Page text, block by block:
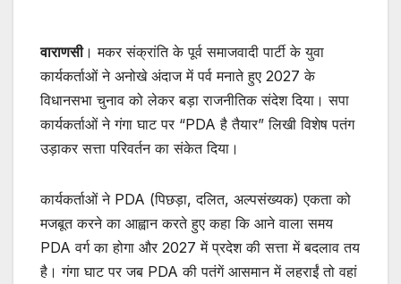
वाराणसी। मकर संक्रांति के पूर्व समाजवादी पार्टी के युवा
कार्यकर्ताओं ने अनोखे अंदाज में पर्व मनाते हुए 2027 के
विधानसभा चुनाव को लेकर बड़ा राजनीतिक संदेश दिया। सपा
कार्यकर्ताओं ने गंगा घाट पर “PDA है तैयार” लिखी विशेष पतंग
उड़ाकर सत्ता परिवर्तन का संकेत दिया।
कार्यकर्ताओं ने PDA (पिछड़ा, दलित, अल्पसंख्यक) एकता को
मजबूत करने का आह्वान करते हुए कहा कि आने वाला समय
PDA वर्ग का होगा और 2027 में प्रदेश की सत्ता में बदलाव तय
है। गंगा घाट पर जब PDA की पतंगें आसमान में लहराईं तो वहां